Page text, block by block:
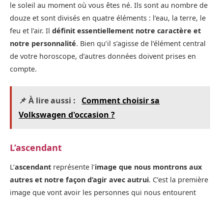
le soleil au moment où vous êtes né. Ils sont au nombre de
douze et sont divisés en quatre éléments : l’eau, la terre, le
feu et l’air. Il définit essentiellement notre caractère et
notre personnalité. Bien qu’il s’agisse de l’élément central
de votre horoscope, d’autres données doivent prises en
compte.
📌 À lire aussi :
Comment choisir sa
Volkswagen d'occasion ?
L’ascendant
L’ascendant représente l’image que nous montrons aux
autres et notre façon d’agir avec autrui. C’est la première
image que vont avoir les personnes qui nous entourent